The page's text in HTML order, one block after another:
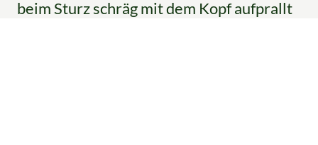
beim Sturz schräg mit dem Kopf aufprallt